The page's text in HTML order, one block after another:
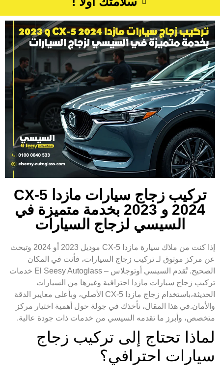
تركيب زجاج سيارات مازدا CX-5
2024 و 2023 بخدمة متميزة في
السيسي لزجاج السيارات
إذا كنت من ملاك سيارة مازدا CX-5 موديل 2023 أو 2024 وتبحث
عن مركز موثوق لـ تركيب زجاج السيارات، فأنت في المكان
الصحيح. تُقدم السيسي أوتوجلاس – El Seesy Autoglass خدمات
تركيب زجاج سيارات مازدا احترافية وغيرها من السيارات
الحديثة،باستخدام زجاج مازدا CX-5 الأصلي، وبأعلى معايير الدقة
والأمان.في هذا المقال، نأخذك في جولة حول أهمية اختيار مركز
متخصص، وأبرز ما تقدمه السيسي من خدمات ذات جودة عالية.
لماذا تحتاج إلى تركيب زجاج
سيارات احترافي؟